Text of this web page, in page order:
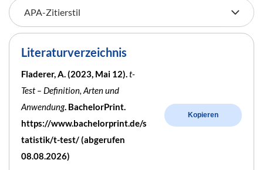
Literaturverzeichnis
Fladerer, A. (2023, Mai 12).t-
Test – Definition, Arten und
Anwendung. BachelorPrint.
https://www.bachelorprint.de/s
tatistik/t-test/ (abgerufen
08.08.2026)
Kopieren